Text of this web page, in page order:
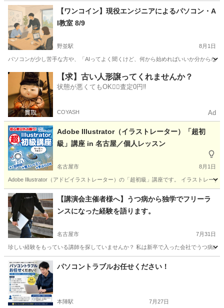
愛知 名古屋市
【ワンコイン】現役エンジニアによるパソコン・A
I教室 8/9
野並駅 8月1日
パソコンが少し苦手な方や、「AIってよく聞くけど、何から始めればいいか分からな
愛知 名古屋市 野並駅 その他 ワンコイン
【求】古い人形譲ってくれませんか？
状態が悪くてもOK🙆‍♀️査定0円‼️
COYASH Ad
Adobe Illustrator（イラストレーター）「超初
級」講座 in 名古屋／個人レッスン
名古屋市 8月1日
Adobe Illustrator（アドビイラストレーター）の「超初級」講座です。 イラストレー
愛知 名古屋市 Illustrator 講座
【講演会主催者様へ】うつ病から独学でフリーラ
ンスになった経験を語ります。
名古屋市 7月31日
珍しい経験をもっている講師を探していませんか？ 私は新卒で入った会社でうつ病
愛知 名古屋市 ホームページ作成 静岡 静岡市
ホームページ作成
パソコントラブルお任せください！
本陣駅 7月27日